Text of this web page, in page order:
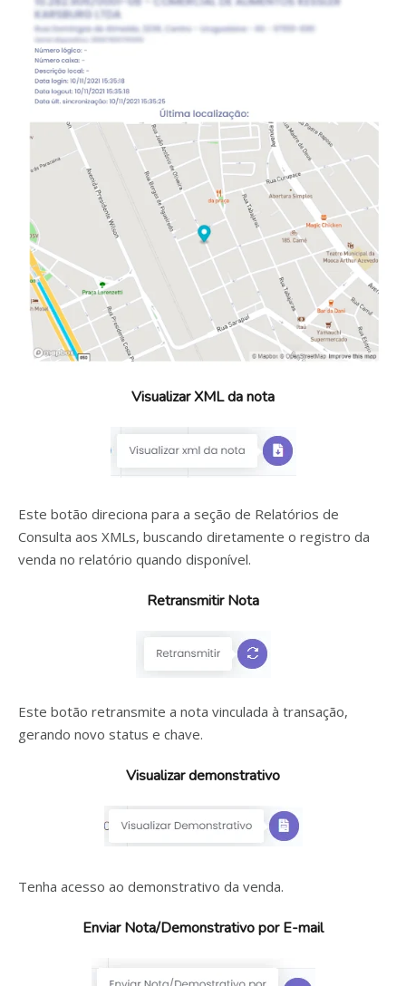
Visualizar XML da nota
Este botão direciona para a seção de Relatórios de
Consulta aos XMLs, buscando diretamente o registro da
venda no relatório quando disponível.
Retransmitir Nota
Este botão retransmite a nota vinculada à transação,
gerando novo status e chave.
Visualizar demonstrativo
Tenha acesso ao demonstrativo da venda.
Enviar Nota/Demonstrativo por E-mail